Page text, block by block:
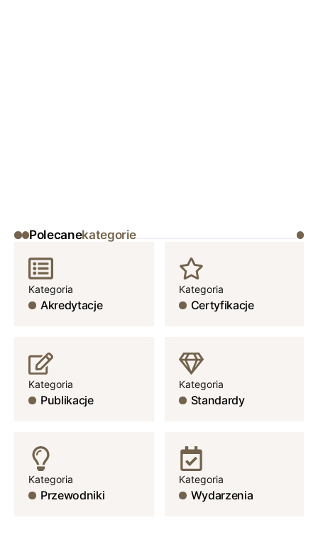
Polecanekategorie
Kategoria
Akredytacje
Kategoria
Certyfikacje
Kategoria
Publikacje
Kategoria
Standardy
Kategoria
Przewodniki
Kategoria
Wydarzenia